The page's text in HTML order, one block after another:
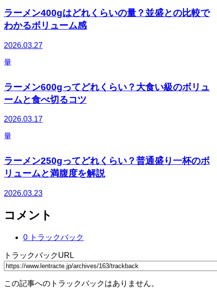
ラーメン400gはどれくらいの量？並盛との比較で
わかるボリューム感
2026.03.27
量
ラーメン600gってどれくらい？大食い級のボリュ
ームと食べ切るコツ
2026.03.17
量
ラーメン250gってどれくらい？普通盛り一杯のボ
リュームと満腹度を解説
2026.03.23
コメント
0 トラックバック
トラックバックURL
この記事へのトラックバックはありません。